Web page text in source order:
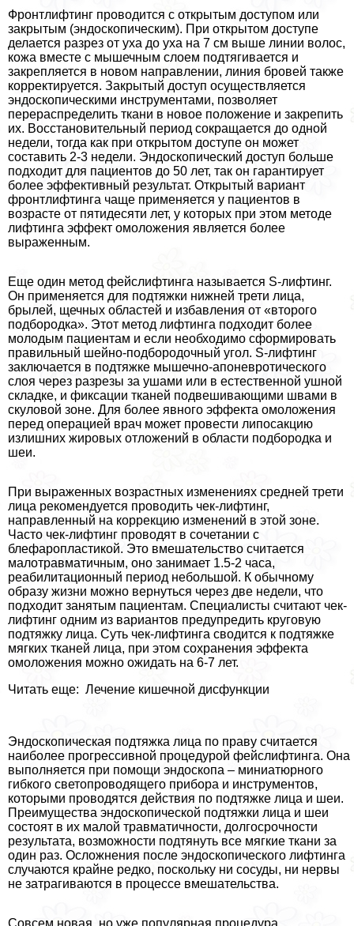
Фронтлифтинг проводится с открытым доступом или
закрытым (эндоскопическим). При открытом доступе
делается разрез от уха до уха на 7 см выше линии волос,
кожа вместе с мышечным слоем подтягивается и
закрепляется в новом направлении, линия бровей также
корректируется. Закрытый доступ осуществляется
эндоскопическими инструментами, позволяет
перераспределить ткани в новое положение и закрепить
их. Восстановительный период сокращается до одной
недели, тогда как при открытом доступе он может
составить 2-3 недели. Эндоскопический доступ больше
подходит для пациентов до 50 лет, так он гарантирует
более эффективный результат. Открытый вариант
фронтлифтинга чаще применяется у пациентов в
возрасте от пятидесяти лет, у которых при этом методе
лифтинга эффект омоложения является более
выраженным.
Еще один метод фейслифтинга называется S-лифтинг.
Он применяется для подтяжки нижней трети лица,
брылей, щечных областей и избавления от «второго
подбородка». Этот метод лифтинга подходит более
молодым пациентам и если необходимо сформировать
правильный шейно-подбородочный угол. S-лифтинг
заключается в подтяжке мышечно-апоневротического
слоя через разрезы за ушами или в естественной ушной
складке, и фиксации тканей подвешивающими швами в
скуловой зоне. Для более явного эффекта омоложения
перед операцией врач может провести липосакцию
излишних жировых отложений в области подбородка и
шеи.
При выраженных возрастных изменениях средней трети
лица рекомендуется проводить чек-лифтинг,
направленный на коррекцию изменений в этой зоне.
Часто чек-лифтинг проводят в сочетании с
блефаропластикой. Это вмешательство считается
малотравматичным, оно занимает 1.5-2 часа,
реабилитационный период небольшой. К обычному
образу жизни можно вернуться через две недели, что
подходит занятым пациентам. Специалисты считают чек-
лифтинг одним из вариантов предупредить круговую
подтяжку лица. Суть чек-лифтинга сводится к подтяжке
мягких тканей лица, при этом сохранения эффекта
омоложения можно ожидать на 6-7 лет.
Читать еще: Лечение кишечной дисфункции
Эндоскопическая подтяжка лица по праву считается
наиболее прогрессивной процедурой фейслифтинга. Она
выполняется при помощи эндоскопа – миниатюрного
гибкого светопроводящего прибора и инструментов,
которыми проводятся действия по подтяжке лица и шеи.
Преимущества эндоскопической подтяжки лица и шеи
состоят в их малой травматичности, долгосрочности
результата, возможности подтянуть все мягкие ткани за
один раз. Осложнения после эндоскопического лифтинга
случаются крайне редко, поскольку ни сосуды, ни нервы
не затрагиваются в процессе вмешательства.
Совсем новая, но уже популярная процедypa